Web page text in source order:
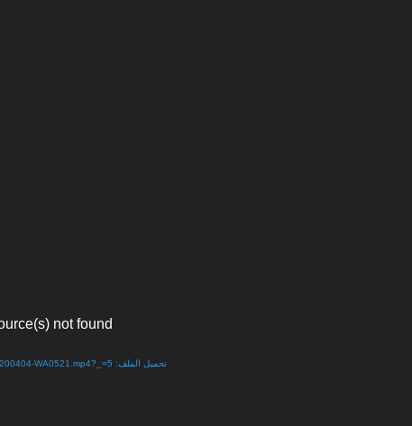
not found
تحميل الملف: http://www.s-maj-news.net/wp-content/uploads/2020/04/VID-20200404-WA0521.mp4?_=5